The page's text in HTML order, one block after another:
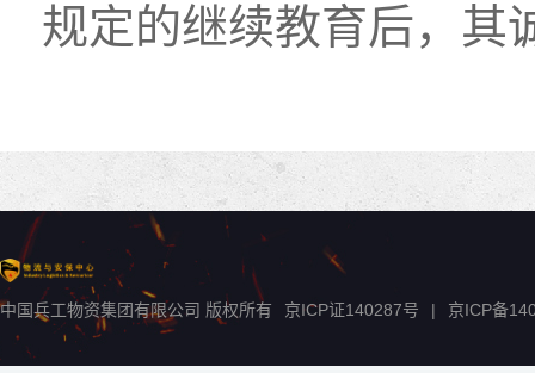
规定的继续教育后，其
中国兵工物资集团有限公司 版权所有 京ICP证140287号 | 京ICP备